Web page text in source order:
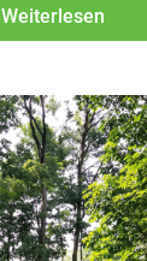
Weiterlesen